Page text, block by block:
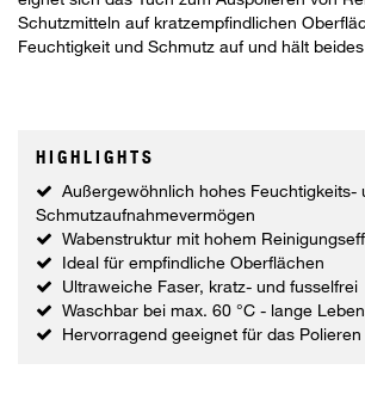
Schutzmitteln auf kratzempfindlichen
Feuchtigkeit und Schmutz auf und hält
HIGHLIGHTS
Außergewöhnlich hohes Feuchtigkeits-
Schmutzaufnahmevermögen
Wabenstruktur mit hohem
Ideal für empfindliche Oberflächen
Ultraweiche Faser, kratz- und fusselfrei
Waschbar bei max. 60 °C - lange
Hervorragend geeignet für das Polieren